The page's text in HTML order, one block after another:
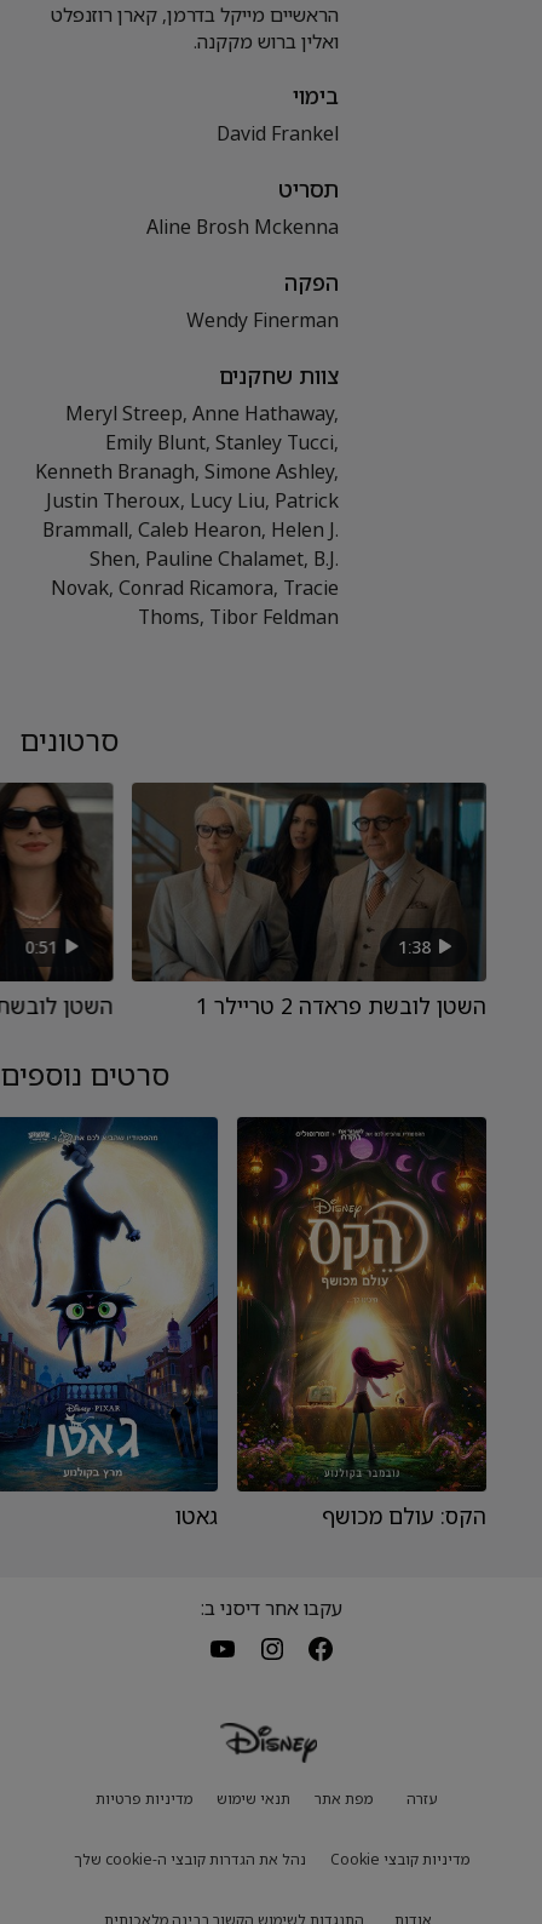
הראשיים מייקל בדרמן, קארן רוזנפלט
ואלין ברוש מקקנה.
בימוי
David Frankel
תסריט
Aline Brosh Mckenna
הפקה
Wendy Finerman
צוות שחקנים
Meryl Streep, Anne Hathaway,
Emily Blunt, Stanley Tucci,
Kenneth Branagh, Simone Ashley,
Justin Theroux, Lucy Liu, Patrick
Brammall, Caleb Hearon, Helen J.
Shen, Pauline Chalamet, B.J.
Novak, Conrad Ricamora, Tracie
Thoms, Tibor Feldman
סרטונים
1:38
השטן לובשת פראדה 2 טריילר 1
0:51
השטן לובשת פראדה
סרטים נוספים
הקס: עולם מכושף גאטו
עקבו אחר דיסני ב:
עזרה מפת אתר תנאי שימוש מדיניות פרטיות
מדיניות קובצי Cookie נהל את הגדרות קובצי ה-cookie שלך